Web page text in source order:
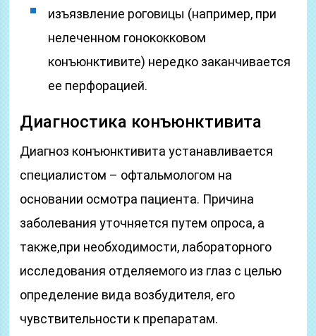
изъязвление роговицы (например, при
нелеченном гонококковом
конъюнктивите) нередко заканчивается
ее перфорацией.
Диагностика конъюнктивита
Диагноз конъюнктивита устанавливается
специалистом – офтальмологом на
основании осмотра пациента. Причина
заболевания уточняется путем опроса, а
также,при необходимости, лабораторного
исследования отделяемого из глаз с целью
определение вида возбудителя, его
чувствительности к препаратам.